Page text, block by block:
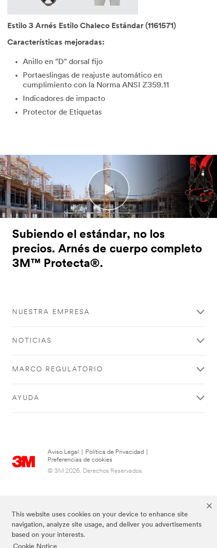
This website uses cookies on your device to enhance site
navigation, analyze site usage, and deliver you advertisements
based on your interests.
Estilo 3 Arnés Estilo Chaleco Estándar (1161571)
Características mejoradas:
Anillo en "D" dorsal fijo
Portaeslingas de reajuste automático en
cumplimiento con la Norma ANSI Z359.11
Indicadores de impacto
Protector de Etiquetas
Subiendo el estándar, no los
precios. Arnés de cuerpo completo
3M™ Protecta®.
required unless
Limit one per
Select One
View
Harness
NUESTRA EMPRESA
NOTICIAS
MARCO REGULATORIO
AYUDA
Aviso Legal Política de Privacidad
Preferencias de cookies
© 3M 2026. Derechos Reservados.